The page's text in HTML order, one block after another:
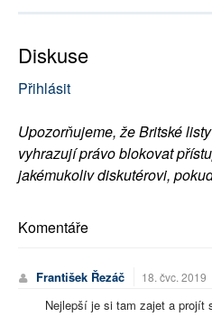
Diskuse
Přihlásit
Upozorňujeme, že Britské
vyhrazují právo blokovat
jakémukoliv diskutérovi,
Komentáře
František Řezáč 18. čvc. 2019
Nejlepší je si tam zajet a projít